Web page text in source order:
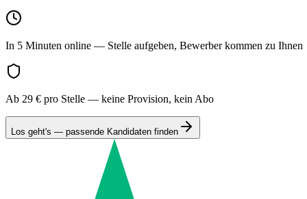
In 5 Minuten online — Stelle aufgeben, Bewerber kommen zu Ihnen
Ab 29 € pro Stelle — keine Provision, kein Abo
Los geht's — passende Kandidaten finden